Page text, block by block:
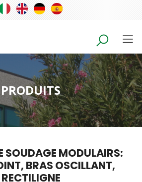
PRODUITS
SOUDAGE MODULAIRS:
BRAS OSCILLANT,
RECTILIGNE